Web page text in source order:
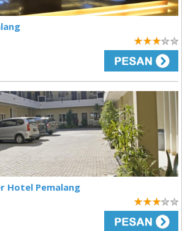
3
Hotel Pemalang
3